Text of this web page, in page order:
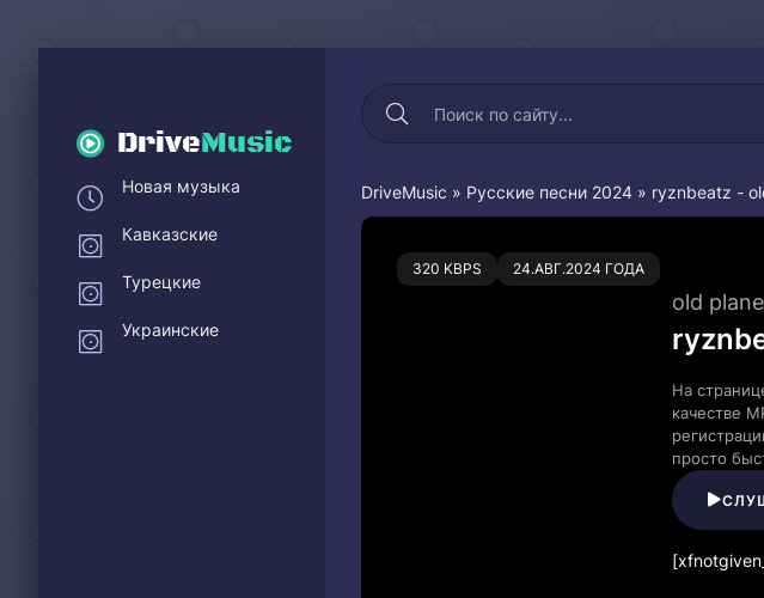
DriveMusic
DriveMusic » Русские песни 2024 » ryznbeatz -
320 KBPS 24.АВГ.2024 ГОДА
0 0
old
На
качестве
просто
Новая музыка
Кавказские
Турецкие
Украинские